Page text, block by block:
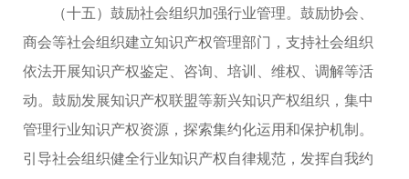
（十五）鼓励社会组织加强行业管理。鼓励协会、
商会等社会组织建立知识产权管理部门，支持社会组织
依法开展知识产权鉴定、咨询、培训、维权、调解等活
动。鼓励发展知识产权联盟等新兴知识产权组织，集中
管理行业知识产权资源，探索集约化运用和保护机制。
引导社会组织健全行业知识产权自律规范，发挥自我约